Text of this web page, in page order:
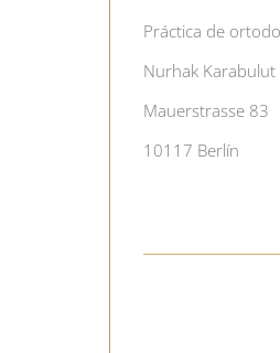
Práctica de
Nurhak Karabulut
Mauerstrasse 83
10117 Berlín